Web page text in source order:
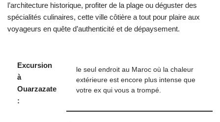
l’architecture historique, profiter de la plage ou déguster des
spécialités culinaires, cette ville côtière a tout pour plaire aux
voyageurs en quête d’authenticité et de dépaysement.
Excursion
à
Ouarzazate
:
le seul endroit au Maroc où la chaleur
extérieure est encore plus intense que
votre ex qui vous a trompé.